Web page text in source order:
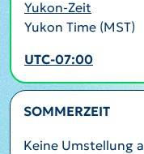
Yukon-Zeit
Yukon Time (MST)
UTC-07:00
SOMMERZEIT
Keine Umstellung